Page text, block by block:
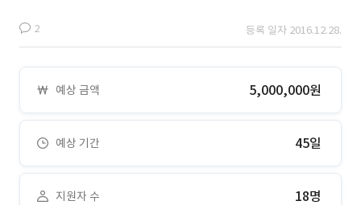
2 등록 일자 2016.12.28.
예상 금액 5,000,000원
예상 기간 45일
지원자 수 18명